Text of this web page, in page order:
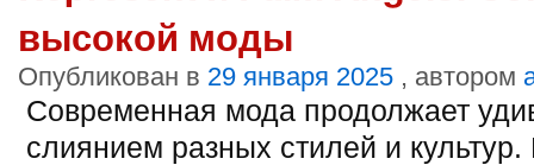
высокой моды
Опубликован в 29 января 2025 , автором
Современная мода продолжает
слиянием разных стилей и культур.